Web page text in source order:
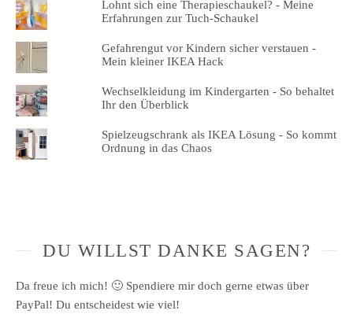
Lohnt sich eine Therapieschaukel? - Meine
Erfahrungen zur Tuch-Schaukel
Gefahrengut vor Kindern sicher verstauen -
Mein kleiner IKEA Hack
Wechselkleidung im Kindergarten - So behaltet
Ihr den Überblick
Spielzeugschrank als IKEA Lösung - So kommt
Ordnung in das Chaos
DU WILLST DANKE SAGEN?
Da freue ich mich! 🙂 Spendiere mir doch gerne etwas über
PayPal! Du entscheidest wie viel!